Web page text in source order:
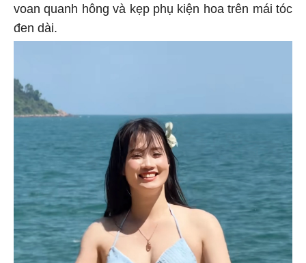
voan quanh hông và kẹp phụ kiện hoa trên mái tóc
đen dài.